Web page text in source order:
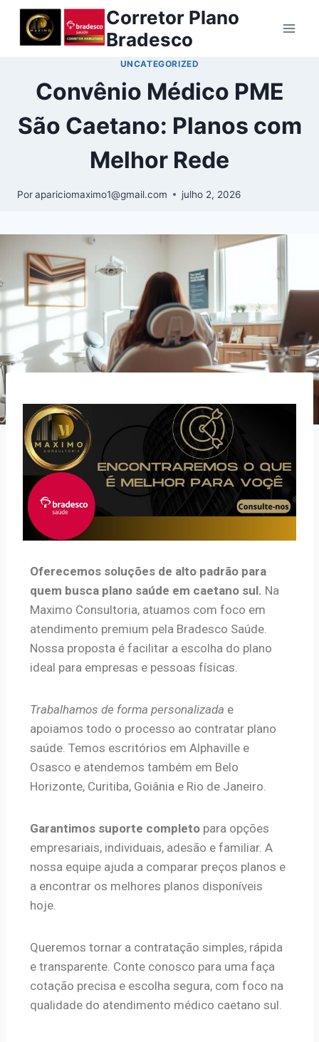
Corretor Plano
Bradesco
UNCATEGORIZED
Convênio Médico PME
São Caetano: Planos com
Melhor Rede
Porapariciomaximo1@gmail.com julho 2, 2026
Oferecemos soluções de alto padrão para
quem busca plano saúde em caetano sul. Na
Maximo Consultoria, atuamos com foco em
atendimento premium pela Bradesco Saúde.
Nossa proposta é facilitar a escolha do plano
ideal para empresas e pessoas físicas.
Trabalhamos de forma personalizada e
apoiamos todo o processo ao contratar plano
saúde. Temos escritórios em Alphaville e
Osasco e atendemos também em Belo
Horizonte, Curitiba, Goiânia e Rio de Janeiro.
Garantimos suporte completo para opções
empresariais, individuais, adesão e familiar. A
nossa equipe ajuda a comparar preços planos e
a encontrar os melhores planos disponíveis
hoje.
Queremos tornar a contratação simples, rápida
e transparente. Conte conosco para uma faça
cotação precisa e escolha segura, com foco na
qualidade do atendimento médico caetano sul.